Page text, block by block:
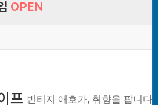
OPEN
프 빈티지 애호가, 취향을 팝니다